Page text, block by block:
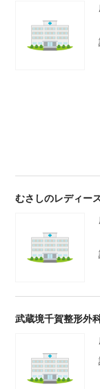
むさしのレディー
武蔵境千賀整形外